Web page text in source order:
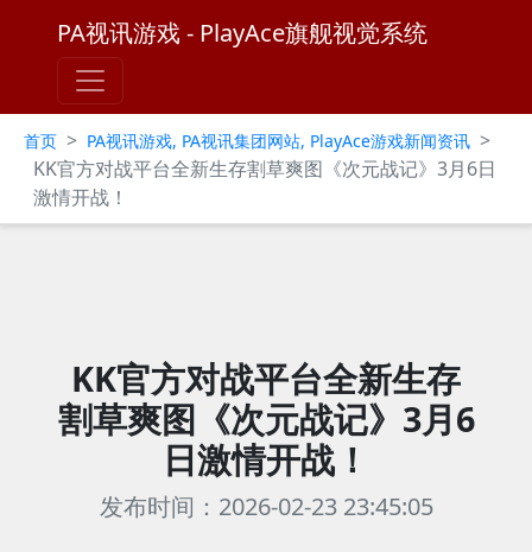
PA视讯游戏 - PlayAce旗舰视觉系统
首页 > PA视讯游戏, PA视讯集团网站, PlayAce游戏新闻资讯 >
KK官方对战平台全新生存割草爽图《次元战记》3月6日
激情开战！
KK官方对战平台全新生存
割草爽图《次元战记》3月6
日激情开战！
发布时间：2026-02-23 23:45:05